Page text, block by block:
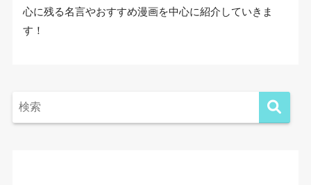
心に残る名言やおすすめ漫画を中心に紹介していきま
す！